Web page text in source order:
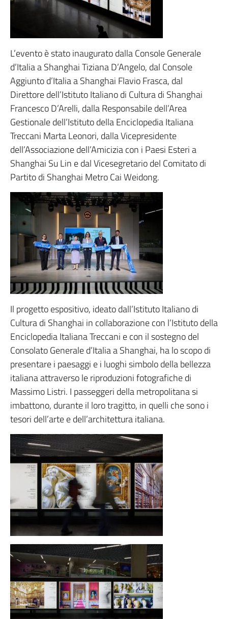
L’evento è stato inaugurato dalla Console Generale
d’Italia a Shanghai Tiziana D’Angelo, dal Console
Aggiunto d’Italia a Shanghai Flavio Frasca, dal
Direttore dell’Istituto Italiano di Cultura di Shanghai
Francesco D’Arelli, dalla Responsabile dell’Area
Gestionale dell’Istituto della Enciclopedia Italiana
Treccani Marta Leonori, dalla Vicepresidente
dell’Associazione dell’Amicizia con i Paesi Esteri a
Shanghai Su Lin e dal Vicesegretario del Comitato di
Partito di Shanghai Metro Cai Weidong.
Il progetto espositivo, ideato dall’Istituto Italiano di
Cultura di Shanghai in collaborazione con l’Istituto della
Enciclopedia Italiana Treccani e con il sostegno del
Consolato Generale d’Italia a Shanghai, ha lo scopo di
presentare i paesaggi e i luoghi simbolo della bellezza
italiana attraverso le riproduzioni fotografiche di
Massimo Listri. I passeggeri della metropolitana si
imbattono, durante il loro tragitto, in quelli che sono i
tesori dell’arte e dell’architettura italiana.